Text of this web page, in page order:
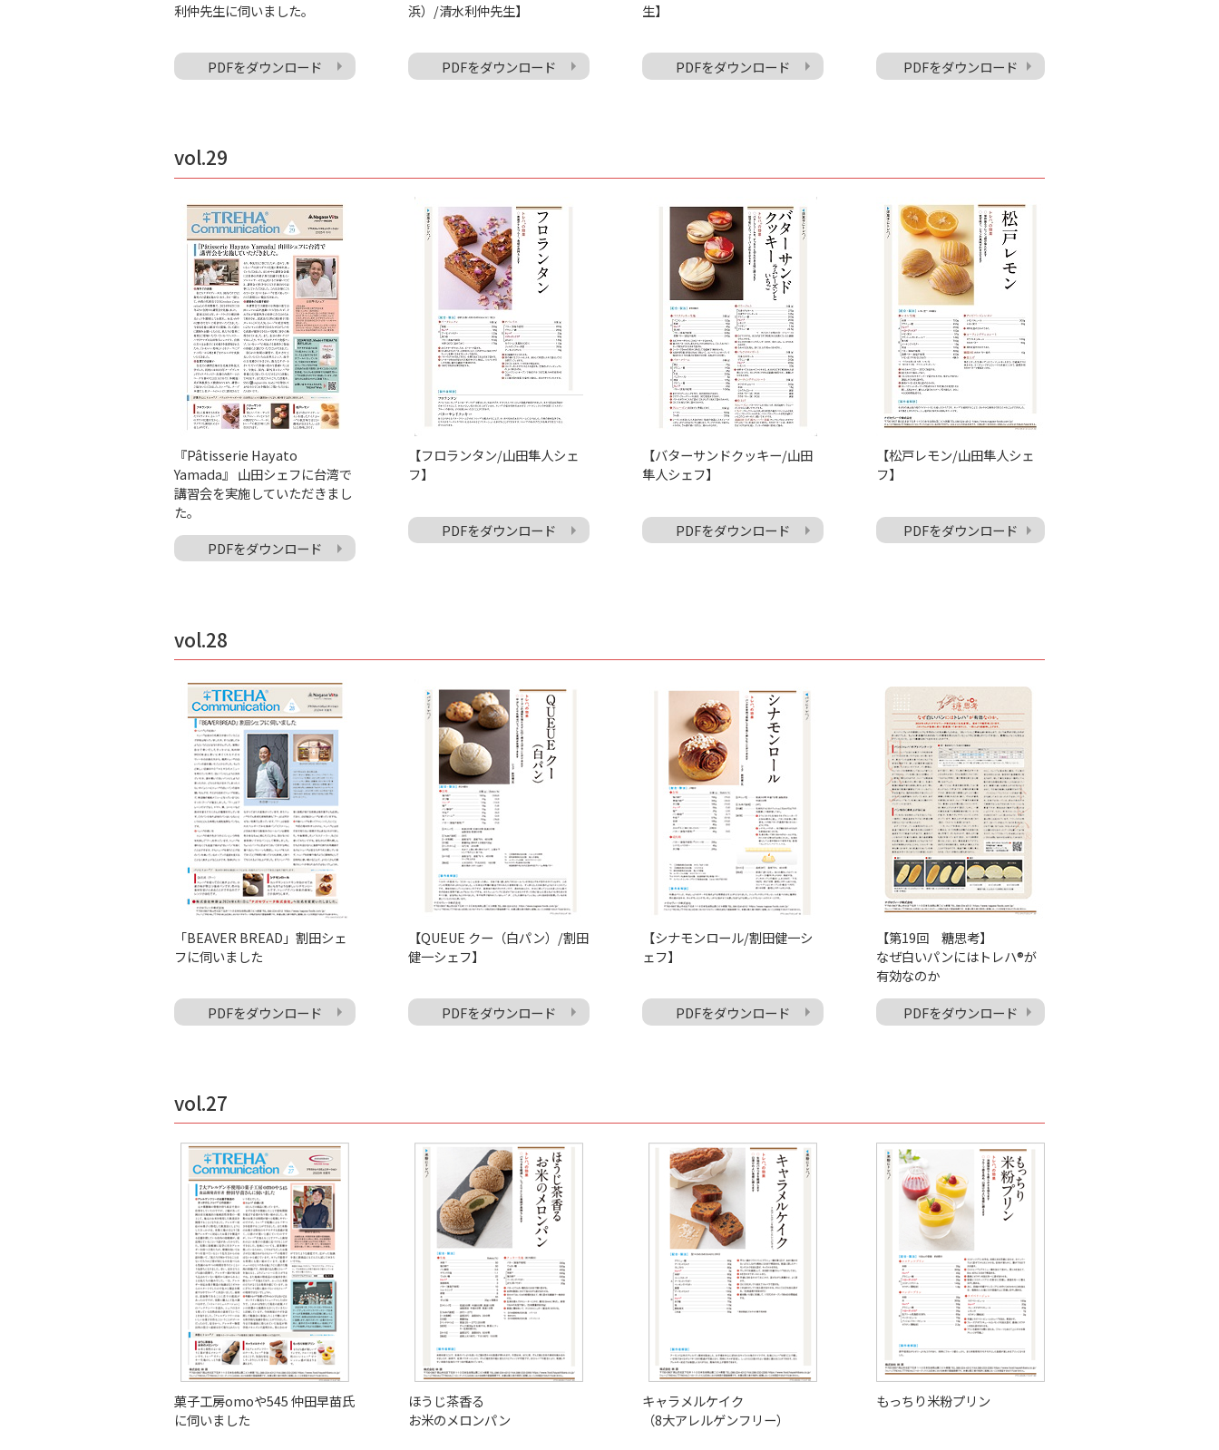
利仲先生に伺いました。
PDFをダウンロード
浜）/清水利仲先生】
PDFをダウンロード
生】
PDFをダウンロード PDFをダウンロード
vol.29
『Pâtisserie Hayato
Yamada』 山田シェフに台湾で
講習会を実施していただきまし
た。
PDFをダウンロード
【フロランタン/山田隼人シェ
フ】
PDFをダウンロード
【バターサンドクッキー/山田
隼人シェフ】
PDFをダウンロード
【松戸レモン/山田隼人シェ
フ】
PDFをダウンロード
vol.28
「BEAVER BREAD」割田シェ
フに伺いました
PDFをダウンロード
【QUEUE クー（白パン）/割田
健一シェフ】
PDFをダウンロード
【シナモンロール/割田健一シ
ェフ】
PDFをダウンロード
【第19回 糖思考】
なぜ白いパンにはトレハ®が
有効なのか
PDFをダウンロード
vol.27
菓子工房omoや545 仲田早苗氏
に伺いました
ほうじ茶香る
お米のメロンパン
キャラメルケイク
（8大アレルゲンフリー）
もっちり米粉プリン